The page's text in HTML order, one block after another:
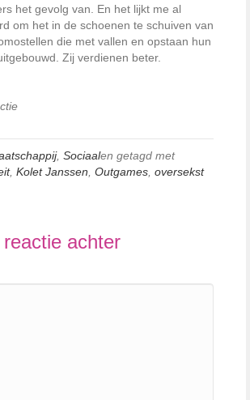
het gevolg van. En het lijkt me al
om het in de schoenen te schuiven van
die met vallen en opstaan hun
Zij verdienen beter.
, Sociaalen getagd met
, Kolet Janssen Outgames oversekst
achter